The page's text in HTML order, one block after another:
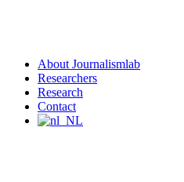
About Journalismlab
Researchers
Research
Contact